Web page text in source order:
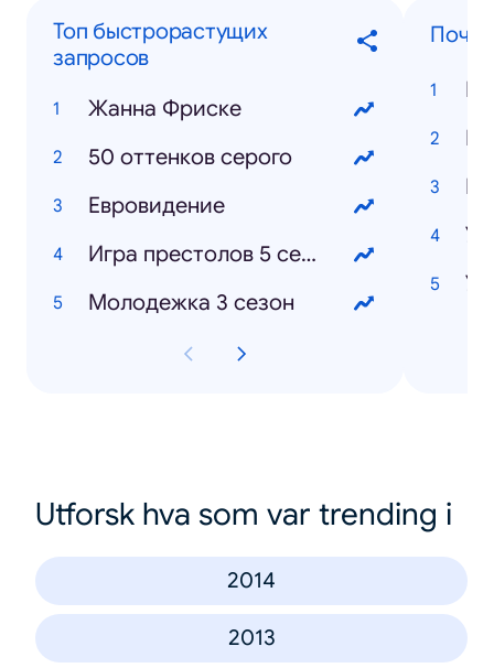
Топ быстрорастущих
запросов
Жанна Фриске
50 оттенков серого
Евровидение
Игра престолов 5 сезон
Молодежка 3 сезон
Utforsk hva som var trending i
2014
2013